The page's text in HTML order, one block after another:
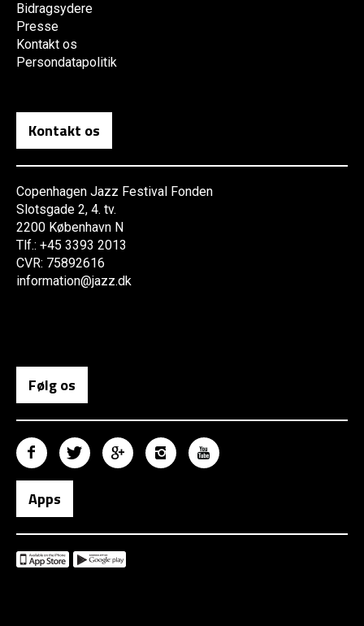
Bidragsydere
Presse
Kontakt os
Persondatapolitik
Kontakt os
Copenhagen Jazz Festival Fonden
Slotsgade 2, 4. tv.
2200 København N
Tlf.: +45 3393 2013
CVR: 75892616
information@jazz.dk
Følg os
Apps